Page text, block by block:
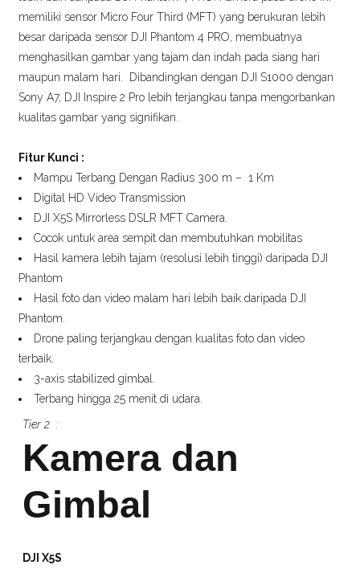
memiliki sensor Micro Four Third (MFT) yang berukuran lebih
besar daripada sensor DJI Phantom 4 PRO, membuatnya
menghasilkan gambar yang tajam dan indah pada siang hari
maupun malam hari. Dibandingkan dengan DJI S1000 dengan
Sony A7, DJI Inspire 2 Pro lebih terjangkau tanpa mengorbankan
kualitas gambar yang signifikan.
Fitur Kunci :
Mampu Terbang Dengan Radius 300 m – 1 Km
Digital HD Video Transmission
DJI X5S Mirrorless DSLR MFT Camera.
Cocok untuk area sempit dan membutuhkan mobilitas
Hasil kamera lebih tajam (resolusi lebih tinggi) daripada DJI
Phantom
Hasil foto dan video malam hari lebih baik daripada DJI
Phantom.
Drone paling terjangkau dengan kualitas foto dan video
terbaik.
3-axis stabilized gimbal.
Terbang hingga 25 menit di udara.
Tier 2 :
Kamera dan
Gimbal
DJI X5S